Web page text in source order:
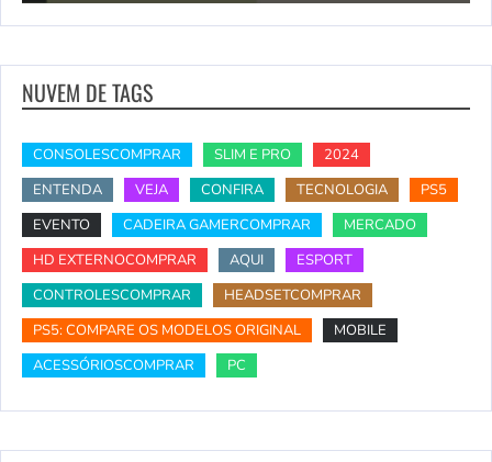
NUVEM DE TAGS
CONSOLESCOMPRAR SLIM E PRO
2024
ENTENDA
VEJA CONFIRA TECNOLOGIA
PS5
EVENTO
CADEIRA GAMERCOMPRAR
MERCADO
HD EXTERNOCOMPRAR
AQUI
ESPORT
CONTROLESCOMPRAR
HEADSETCOMPRAR
PS5: COMPARE OS MODELOS ORIGINAL
MOBILE
ACESSÓRIOSCOMPRAR
PC